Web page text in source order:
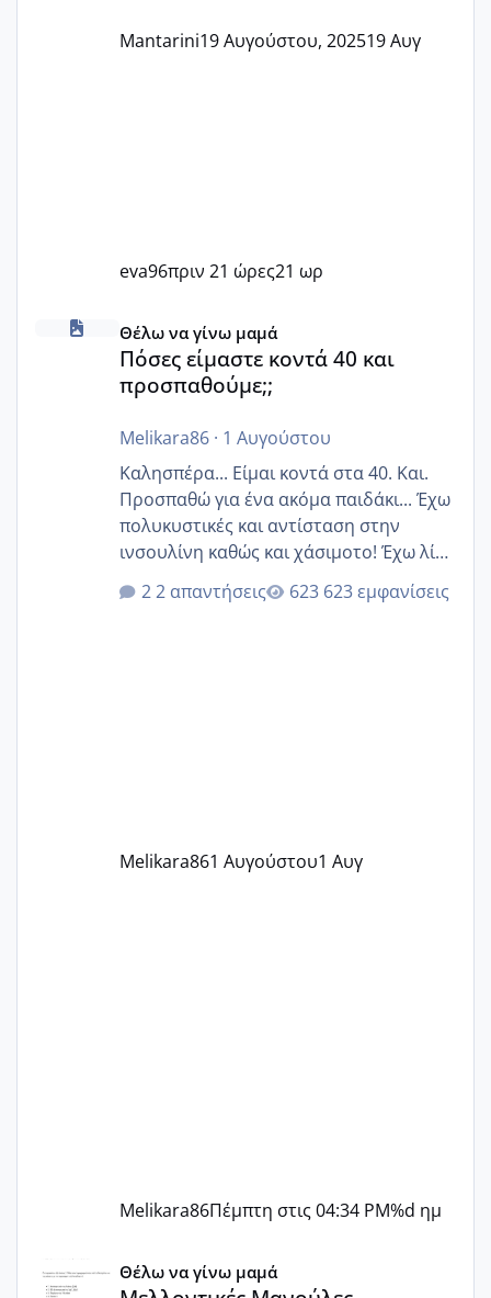
Mantarini19 Αυγούστου, 202519 Αυγ
eva96πριν 21 ώρες21 ωρ
Πόσες είμαστε κοντά 40 και προσπαθούμε;;
Θέλω να γίνω μαμά
Πόσες είμαστε κοντά 40 και
προσπαθούμε;;
Melikara86· 1 Αυγούστου
Καλησπέρα... Είμαι κοντά στα 40. Και.
Προσπαθώ για ένα ακόμα παιδάκι... Έχω
πολυκυστικές και αντίσταση στην
ινσουλίνη καθώς και χάσιμοτο! Έχω λίγα
κιλά παραπάνω και όσο κ αν προσπαθώ
δεν χάνω εύκολα! Προσπαθώ για ακόμη
2 απαντήσεις 623 εμφανίσεις
Melikara861 Αυγούστου1 Αυγ
Melikara86Πέμπτη στις 04:34 PM%d ημ
Μελλοντικές Μανούλες Εξωσωματικής 2025 💫 – Μαζί
Θέλω να γίνω μαμά